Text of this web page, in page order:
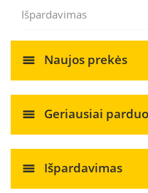
Išpardavimas
Naujos prekės
Geriausiai
Išpardavimas